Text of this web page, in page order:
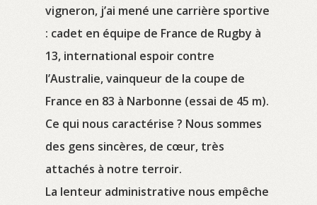
vigneron, j’ai mené une carrière sportive
: cadet en équipe de France de Rugby à
13, international espoir contre
l’Australie, vainqueur de la coupe de
France en 83 à Narbonne (essai de 45 m).
Ce qui nous caractérise ? Nous sommes
des gens sincères, de cœur, très
attachés à notre terroir.
La lenteur administrative nous empêche